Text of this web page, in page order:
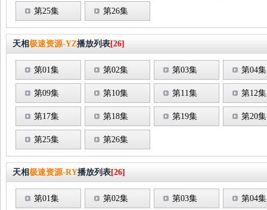
第25集 第26集
天相极速资源-YZ播放列表[26]
第01集 第02集 第03集 第04集
第09集 第10集 第11集 第12集
第17集 第18集 第19集 第20集
第25集 第26集
天相极速资源-RY播放列表[26]
第01集 第02集 第03集 第04集